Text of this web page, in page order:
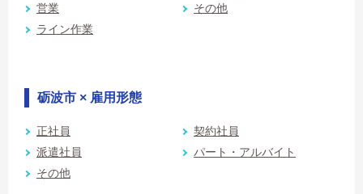
営業
その他
ライン作業
砺波市 × 雇用形態
正社員
契約社員
派遣社員
パート・アルバイト
その他